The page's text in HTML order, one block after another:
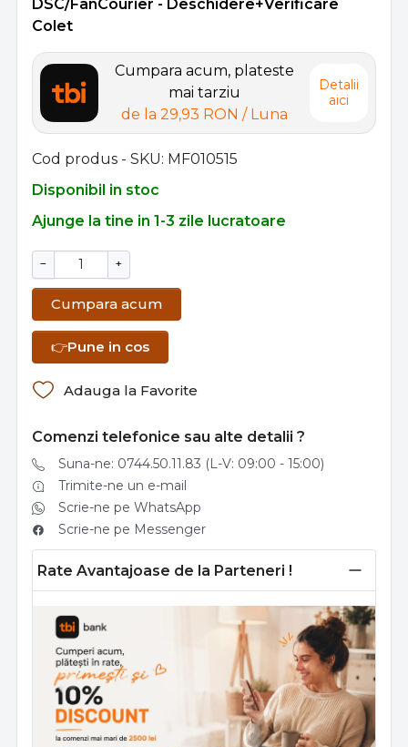
DSC/FanCourier - Deschidere+Verificare
Colet
Cumpara acum, plateste
mai tarziu
de la 29,93 RON / Luna
Detalii
aici
Cod produs - SKU MF010515
Disponibil in stoc
Ajunge la tine in 1-3 zile lucratoare
− +
Cumpara acum
👉Pune in cos
Adauga la Favorite
Comenzi telefonice sau alte detalii ?
Suna-ne: 0744.50.11.83 (L-V: 09:00 - 15:00)
Trimite-ne un e-mail
Scrie-ne pe WhatsApp
Scrie-ne pe Messenger
Rate Avantajoase de la Parteneri !